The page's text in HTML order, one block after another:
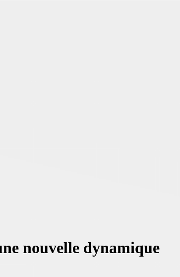
nouvelle dynamique